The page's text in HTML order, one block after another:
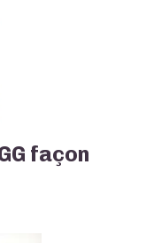
façon